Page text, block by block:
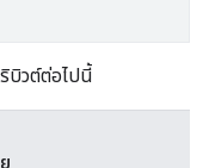
บิวต์ต่อไปนี้